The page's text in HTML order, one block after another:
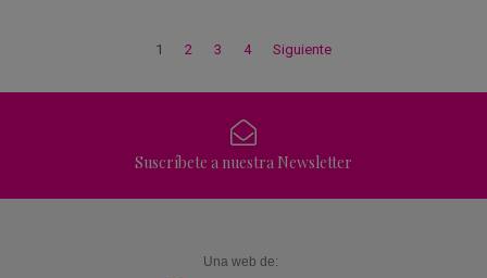
1 2 3 4 Siguiente
Suscríbete a nuestra Newsletter
Una web de: